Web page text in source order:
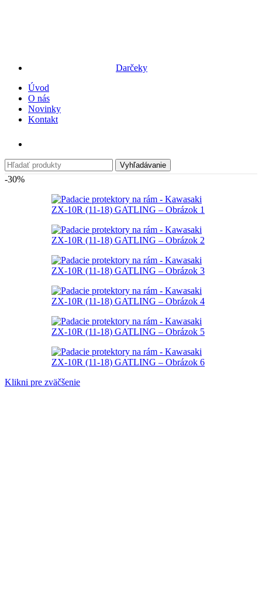
Darčeky
Úvod
O nás
Novinky
Kontakt
Vyhľadávanie
-30%
Klikni pre zväčšenie